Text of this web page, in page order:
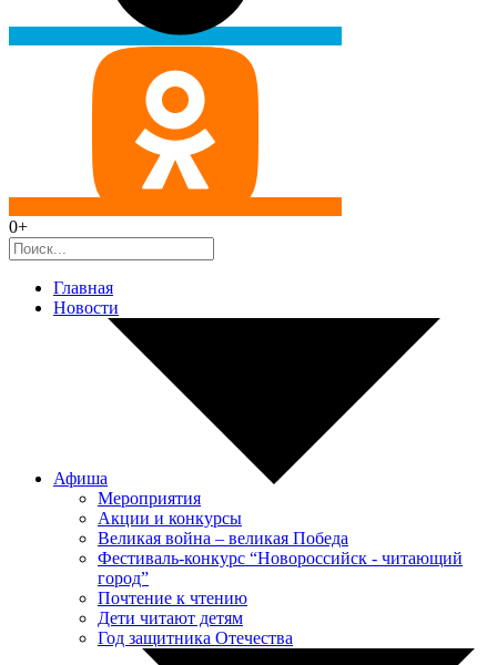
0+
Главная
Новости
Афиша
Мероприятия
Акции и конкурсы
Великая война – великая Победа
Фестиваль-конкурс “Новороссийск - читающий
город”
Почтение к чтению
Дети читают детям
Год защитника Отечества